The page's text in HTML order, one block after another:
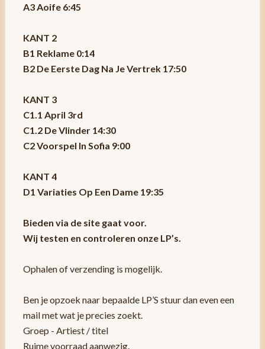
A3 Aoife 6:45
KANT 2
B1 Reklame 0:14
B2 De Eerste Dag Na Je Vertrek 17:50
KANT 3
C1.1 April 3rd
C1.2 De Vlinder 14:30
C2 Voorspel In Sofia 9:00
KANT 4
D1 Variaties Op Een Dame 19:35
Bieden via de site gaat voor.
Wij testen en controleren onze LP’s.
Ophalen of verzending is mogelijk.
Ben je opzoek naar bepaalde LP’S stuur dan even een
mail met wat je precies zoekt.
Groep - Artiest / titel
Ruime voorraad aanwezig.